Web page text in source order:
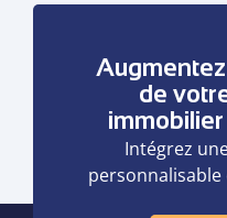
de
Intégrez